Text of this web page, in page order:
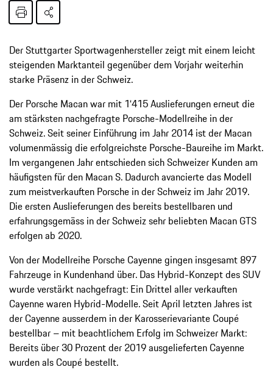
Der Stuttgarter Sportwagenhersteller zeigt mit einem leicht
steigenden Marktanteil gegenüber dem Vorjahr weiterhin
starke Präsenz in der Schweiz.
Der Porsche Macan war mit 1‘415 Auslieferungen erneut die
am stärksten nachgefragte Porsche-Modellreihe in der
Schweiz. Seit seiner Einführung im Jahr 2014 ist der Macan
volumenmässig die erfolgreichste Porsche-Baureihe im Markt.
Im vergangenen Jahr entschieden sich Schweizer Kunden am
häufigsten für den Macan S. Dadurch avancierte das Modell
zum meistverkauften Porsche in der Schweiz im Jahr 2019.
Die ersten Auslieferungen des bereits bestellbaren und
erfahrungsgemäss in der Schweiz sehr beliebten Macan GTS
erfolgen ab 2020.
Von der Modellreihe Porsche Cayenne gingen insgesamt 897
Fahrzeuge in Kundenhand über. Das Hybrid-Konzept des SUV
wurde verstärkt nachgefragt: Ein Drittel aller verkauften
Cayenne waren Hybrid-Modelle. Seit April letzten Jahres ist
der Cayenne ausserdem in der Karosserievariante Coupé
bestellbar – mit beachtlichem Erfolg im Schweizer Markt:
Bereits über 30 Prozent der 2019 ausgelieferten Cayenne
wurden als Coupé bestellt.